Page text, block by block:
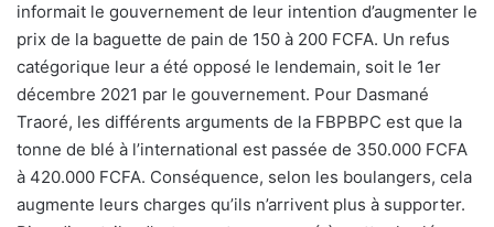
informait le gouvernement de leur intention d’augmenter le
prix de la baguette de pain de 150 à 200 FCFA. Un refus
catégorique leur a été opposé le lendemain, soit le 1er
décembre 2021 par le gouvernement. Pour Dasmané
Traoré, les différents arguments de la FBPBPC est que la
tonne de blé à l’international est passée de 350.000 FCFA
à 420.000 FCFA. Conséquence, selon les boulangers, cela
augmente leurs charges qu’ils n’arrivent plus à supporter.